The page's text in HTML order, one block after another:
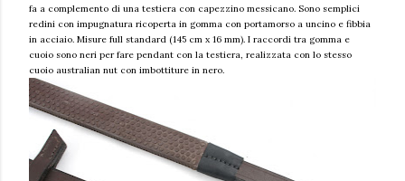
fa a complemento di una testiera con capezzino messicano. Sono semplici
redini con impugnatura ricoperta in gomma con portamorso a uncino e fibbia
in acciaio. Misure full standard (145 cm x 16 mm). I raccordi tra gomma e
cuoio sono neri per fare pendant con la testiera, realizzata con lo stesso
cuoio australian nut con imbottiture in nero.